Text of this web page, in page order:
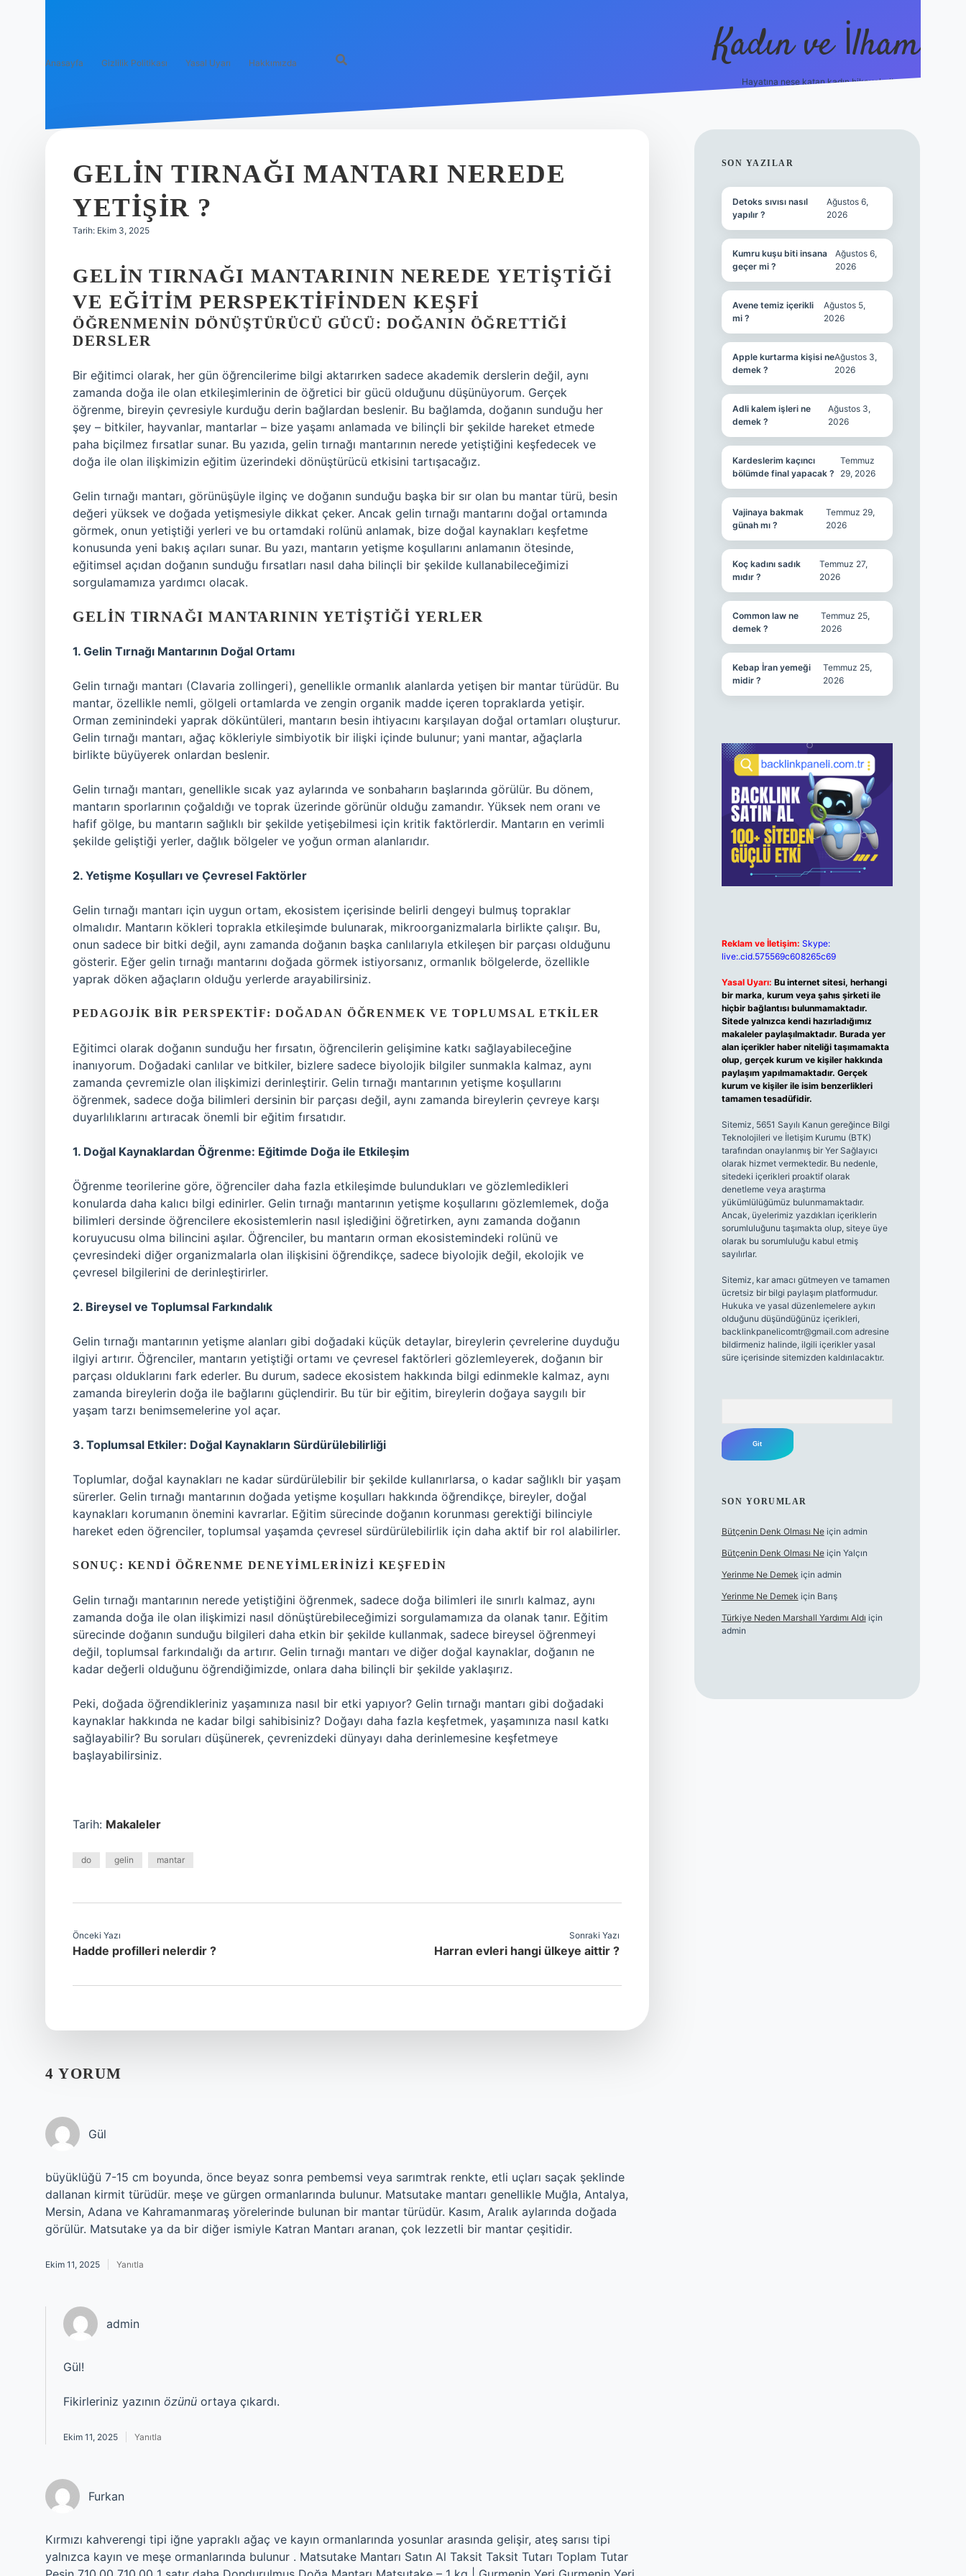
Anasayfa Gizlilik Politikası Yasal Uyarı Hakkımızda Kadın ve İlham
Hayatına neşe katan kadın hikayeleri!
GELIN TIRNAĞI MANTARI NEREDE
YETIŞIR ?
Tarih: Ekim 3, 2025
GELIN TIRNAĞI MANTARININ NEREDE YETIŞTIĞI
VE EĞITIM PERSPEKTIFINDEN KEŞFI
ÖĞRENMENIN DÖNÜŞTÜRÜCÜ GÜCÜ: DOĞANIN ÖĞRETTIĞI
DERSLER
Bir eğitimci olarak, her gün öğrencilerime bilgi aktarırken sadece akademik derslerin değil, aynı
zamanda doğa ile olan etkileşimlerinin de öğretici bir gücü olduğunu düşünüyorum. Gerçek
öğrenme, bireyin çevresiyle kurduğu derin bağlardan beslenir. Bu bağlamda, doğanın sunduğu her
şey – bitkiler, hayvanlar, mantarlar – bize yaşamı anlamada ve bilinçli bir şekilde hareket etmede
paha biçilmez fırsatlar sunar. Bu yazıda, gelin tırnağı mantarının nerede yetiştiğini keşfedecek ve
doğa ile olan ilişkimizin eğitim üzerindeki dönüştürücü etkisini tartışacağız.
Gelin tırnağı mantarı, görünüşüyle ilginç ve doğanın sunduğu başka bir sır olan bu mantar türü, besin
değeri yüksek ve doğada yetişmesiyle dikkat çeker. Ancak gelin tırnağı mantarını doğal ortamında
görmek, onun yetiştiği yerleri ve bu ortamdaki rolünü anlamak, bize doğal kaynakları keşfetme
konusunda yeni bakış açıları sunar. Bu yazı, mantarın yetişme koşullarını anlamanın ötesinde,
eğitimsel açıdan doğanın sunduğu fırsatları nasıl daha bilinçli bir şekilde kullanabileceğimizi
sorgulamamıza yardımcı olacak.
GELIN TIRNAĞI MANTARININ YETIŞTIĞI YERLER
1. Gelin Tırnağı Mantarının Doğal Ortamı
Gelin tırnağı mantarı (Clavaria zollingeri), genellikle ormanlık alanlarda yetişen bir mantar türüdür. Bu
mantar, özellikle nemli, gölgeli ortamlarda ve zengin organik madde içeren topraklarda yetişir.
Orman zeminindeki yaprak döküntüleri, mantarın besin ihtiyacını karşılayan doğal ortamları oluşturur.
Gelin tırnağı mantarı, ağaç kökleriyle simbiyotik bir ilişki içinde bulunur; yani mantar, ağaçlarla
birlikte büyüyerek onlardan beslenir.
Gelin tırnağı mantarı, genellikle sıcak yaz aylarında ve sonbaharın başlarında görülür. Bu dönem,
mantarın sporlarının çoğaldığı ve toprak üzerinde görünür olduğu zamandır. Yüksek nem oranı ve
hafif gölge, bu mantarın sağlıklı bir şekilde yetişebilmesi için kritik faktörlerdir. Mantarın en verimli
şekilde geliştiği yerler, dağlık bölgeler ve yoğun orman alanlarıdır.
2. Yetişme Koşulları ve Çevresel Faktörler
Gelin tırnağı mantarı için uygun ortam, ekosistem içerisinde belirli dengeyi bulmuş topraklar
olmalıdır. Mantarın kökleri toprakla etkileşimde bulunarak, mikroorganizmalarla birlikte çalışır. Bu,
onun sadece bir bitki değil, aynı zamanda doğanın başka canlılarıyla etkileşen bir parçası olduğunu
gösterir. Eğer gelin tırnağı mantarını doğada görmek istiyorsanız, ormanlık bölgelerde, özellikle
yaprak döken ağaçların olduğu yerlerde arayabilirsiniz.
PEDAGOJIK BIR PERSPEKTIF: DOĞADAN ÖĞRENMEK VE TOPLUMSAL ETKILER
Eğitimci olarak doğanın sunduğu her fırsatın, öğrencilerin gelişimine katkı sağlayabileceğine
inanıyorum. Doğadaki canlılar ve bitkiler, bizlere sadece biyolojik bilgiler sunmakla kalmaz, aynı
zamanda çevremizle olan ilişkimizi derinleştirir. Gelin tırnağı mantarının yetişme koşullarını
öğrenmek, sadece doğa bilimleri dersinin bir parçası değil, aynı zamanda bireylerin çevreye karşı
duyarlılıklarını artıracak önemli bir eğitim fırsatıdır.
1. Doğal Kaynaklardan Öğrenme: Eğitimde Doğa ile Etkileşim
Öğrenme teorilerine göre, öğrenciler daha fazla etkileşimde bulundukları ve gözlemledikleri
konularda daha kalıcı bilgi edinirler. Gelin tırnağı mantarının yetişme koşullarını gözlemlemek, doğa
bilimleri dersinde öğrencilere ekosistemlerin nasıl işlediğini öğretirken, aynı zamanda doğanın
koruyucusu olma bilincini aşılar. Öğrenciler, bu mantarın orman ekosistemindeki rolünü ve
çevresindeki diğer organizmalarla olan ilişkisini öğrendikçe, sadece biyolojik değil, ekolojik ve
çevresel bilgilerini de derinleştirirler.
2. Bireysel ve Toplumsal Farkındalık
Gelin tırnağı mantarının yetişme alanları gibi doğadaki küçük detaylar, bireylerin çevrelerine duyduğu
ilgiyi artırır. Öğrenciler, mantarın yetiştiği ortamı ve çevresel faktörleri gözlemleyerek, doğanın bir
parçası olduklarını fark ederler. Bu durum, sadece ekosistem hakkında bilgi edinmekle kalmaz, aynı
zamanda bireylerin doğa ile bağlarını güçlendirir. Bu tür bir eğitim, bireylerin doğaya saygılı bir
yaşam tarzı benimsemelerine yol açar.
3. Toplumsal Etkiler: Doğal Kaynakların Sürdürülebilirliği
Toplumlar, doğal kaynakları ne kadar sürdürülebilir bir şekilde kullanırlarsa, o kadar sağlıklı bir yaşam
sürerler. Gelin tırnağı mantarının doğada yetişme koşulları hakkında öğrendikçe, bireyler, doğal
kaynakları korumanın önemini kavrarlar. Eğitim sürecinde doğanın korunması gerektiği bilinciyle
hareket eden öğrenciler, toplumsal yaşamda çevresel sürdürülebilirlik için daha aktif bir rol alabilirler.
SONUÇ: KENDI ÖĞRENME DENEYIMLERINIZI KEŞFEDIN
Gelin tırnağı mantarının nerede yetiştiğini öğrenmek, sadece doğa bilimleri ile sınırlı kalmaz, aynı
zamanda doğa ile olan ilişkimizi nasıl dönüştürebileceğimizi sorgulamamıza da olanak tanır. Eğitim
sürecinde doğanın sunduğu bilgileri daha etkin bir şekilde kullanmak, sadece bireysel öğrenmeyi
değil, toplumsal farkındalığı da artırır. Gelin tırnağı mantarı ve diğer doğal kaynaklar, doğanın ne
kadar değerli olduğunu öğrendiğimizde, onlara daha bilinçli bir şekilde yaklaşırız.
Peki, doğada öğrendikleriniz yaşamınıza nasıl bir etki yapıyor? Gelin tırnağı mantarı gibi doğadaki
kaynaklar hakkında ne kadar bilgi sahibisiniz? Doğayı daha fazla keşfetmek, yaşamınıza nasıl katkı
sağlayabilir? Bu soruları düşünerek, çevrenizdeki dünyayı daha derinlemesine keşfetmeye
başlayabilirsiniz.
Tarih: Makaleler
do gelin mantar
Önceki Yazı
Hadde profilleri nelerdir ?
Sonraki Yazı
Harran evleri hangi ülkeye aittir ?
4 YORUM
Gül
büyüklüğü 7-15 cm boyunda, önce beyaz sonra pembemsi veya sarımtrak renkte, etli uçları saçak şeklinde
dallanan kirmit türüdür. meşe ve gürgen ormanlarında bulunur. Matsutake mantarı genellikle Muğla, Antalya,
Mersin, Adana ve Kahramanmaraş yörelerinde bulunan bir mantar türüdür. Kasım, Aralık aylarında doğada
görülür. Matsutake ya da bir diğer ismiyle Katran Mantarı aranan, çok lezzetli bir mantar çeşitidir.
Ekim 11, 2025 Yanıtla
admin
Gül!
Fikirleriniz yazının özünü ortaya çıkardı.
Ekim 11, 2025 Yanıtla
Furkan
Kırmızı kahverengi tipi iğne yapraklı ağaç ve kayın ormanlarında yosunlar arasında gelişir, ateş sarısı tipi
yalnızca kayın ve meşe ormanlarında bulunur . Matsutake Mantarı Satın Al Taksit Taksit Tutarı Toplam Tutar
SIDEBAR
SON YAZILAR
Detoks sıvısı nasıl
yapılır ?
Ağustos 6,
2026
Kumru kuşu biti insana
geçer mi ?
Ağustos 6,
2026
Avene temiz içerikli
mi ?
Ağustos 5,
2026
Apple kurtarma kişisi ne
demek ?
Ağustos 3,
2026
Adli kalem işleri ne
demek ?
Ağustos 3,
2026
Kardeslerim kaçıncı
bölümde final yapacak ?
Temmuz
29, 2026
Vajinaya bakmak
günah mı ?
Temmuz 29,
2026
Koç kadını sadık
mıdır ?
Temmuz 27,
2026
Common law ne
demek ?
Temmuz 25,
2026
Kebap İran yemeği
midir ?
Temmuz 25,
2026
Reklam ve İletişim: Skype:
live:.cid.575569c608265c69
Yasal Uyarı: Bu internet sitesi, herhangi
bir marka, kurum veya şahıs şirketi ile
hiçbir bağlantısı bulunmamaktadır.
Sitede yalnızca kendi hazırladığımız
makaleler paylaşılmaktadır. Burada yer
alan içerikler haber niteliği taşımamakta
olup, gerçek kurum ve kişiler hakkında
paylaşım yapılmamaktadır. Gerçek
kurum ve kişiler ile isim benzerlikleri
tamamen tesadüfidir.
Sitemiz, 5651 Sayılı Kanun gereğince Bilgi
Teknolojileri ve İletişim Kurumu (BTK)
tarafından onaylanmış bir Yer Sağlayıcı
olarak hizmet vermektedir. Bu nedenle,
sitedeki içerikleri proaktif olarak
denetleme veya araştırma
yükümlülüğümüz bulunmamaktadır.
Ancak, üyelerimiz yazdıkları içeriklerin
sorumluluğunu taşımakta olup, siteye üye
olarak bu sorumluluğu kabul etmiş
sayılırlar.
Sitemiz, kar amacı gütmeyen ve tamamen
ücretsiz bir bilgi paylaşım platformudur.
Hukuka ve yasal düzenlemelere aykırı
olduğunu düşündüğünüz içerikleri,
backlinkpanelicomtr@gmail.comadresine
bildirmeniz halinde, ilgili içerikler yasal
süre içerisinde sitemizden kaldırılacaktır.
SON YORUMLAR
Bütçenin Denk Olması Neiçin admin
Bütçenin Denk Olması Neiçin Yalçın
Yerinme Ne Demek için admin
Yerinme Ne Demek için Barış
Türkiye Neden Marshall Yardımı Aldı için
admin
hiltonbet https://